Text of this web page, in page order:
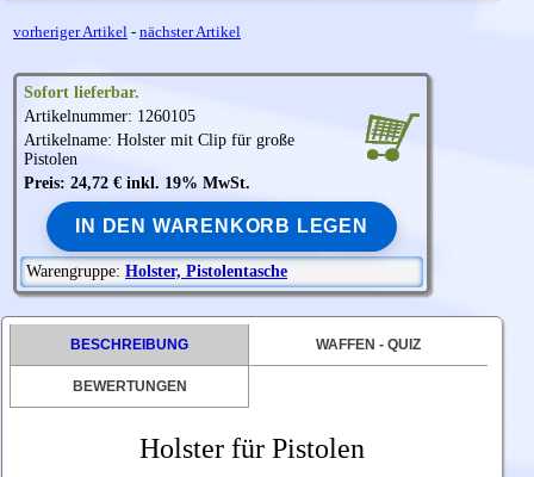
vorheriger Artikel - nächster Artikel
Sofort lieferbar.
Artikelnummer: 1260105
Artikelname: Holster mit Clip für große
Pistolen
Preis: 24,72 € inkl. 19% MwSt.
IN DEN WARENKORB LEGEN
Warengruppe: Holster, Pistolentasche
BESCHREIBUNG WAFFEN - QUIZ
BEWERTUNGEN
Holster für Pistolen